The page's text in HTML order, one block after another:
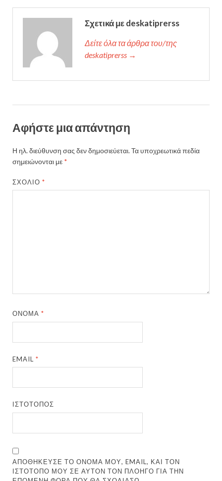
Σχετικά με deskatiprerss
Δείτε όλα τα άρθρα του/της
deskatiprerss →
Αφήστε μια απάντηση
Η ηλ. διεύθυνση σας δεν δημοσιεύεται.Τα υποχρεωτικά πεδία
σημειώνονται με *
ΣΧΌΛΙΟ*
ΌΝΟΜΑ*
EMAIL*
ΙΣΤΌΤΟΠΟΣ
ΑΠΟΘΉΚΕΥΣΕ ΤΟ ΌΝΟΜΆ ΜΟΥ, EMAIL, ΚΑΙ ΤΟΝ
ΙΣΤΌΤΟΠΟ ΜΟΥ ΣΕ ΑΥΤΌΝ ΤΟΝ ΠΛΟΗΓΌ ΓΙΑ ΤΗΝ